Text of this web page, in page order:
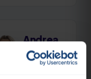
Andrea
Grießmann
MODERATION